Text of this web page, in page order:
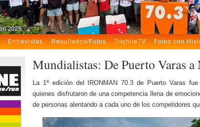
Entrevistas Resultados/Fotos TrichileTV Fotos con
Mundialistas: De Puerto Varas a
La 1ª edición del IRONMAN 70.3 de Puerto Varas
quienes disfrutaron de una competencia llena de
de personas alentando a cada uno de los competidores